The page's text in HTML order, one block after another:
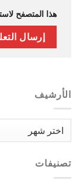
هذا المتصفح
الأرشيف
الأرشيف
تصنيفات